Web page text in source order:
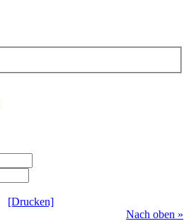
[Drucken]
Nach oben »